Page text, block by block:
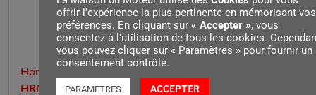
Honda
HRM2500 MIIMO2500
offrir l'expérience la plus pertinente en mémorisant vos
préférences. En cliquant sur « Accepter », vous
consentez à l'utilisation de tous les cookies.
vous pouvez cliquer sur « Paramètres » pour fournir un
consentement contrôlé.
PARAMETRES ACCEPTER